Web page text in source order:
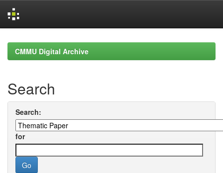
navigationCMMU Digital Archive
Search
Search:
for